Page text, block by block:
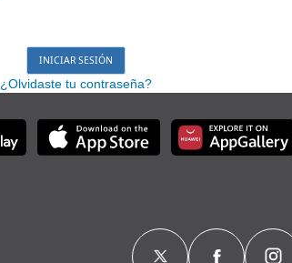
¿Olvidaste tu contraseña?